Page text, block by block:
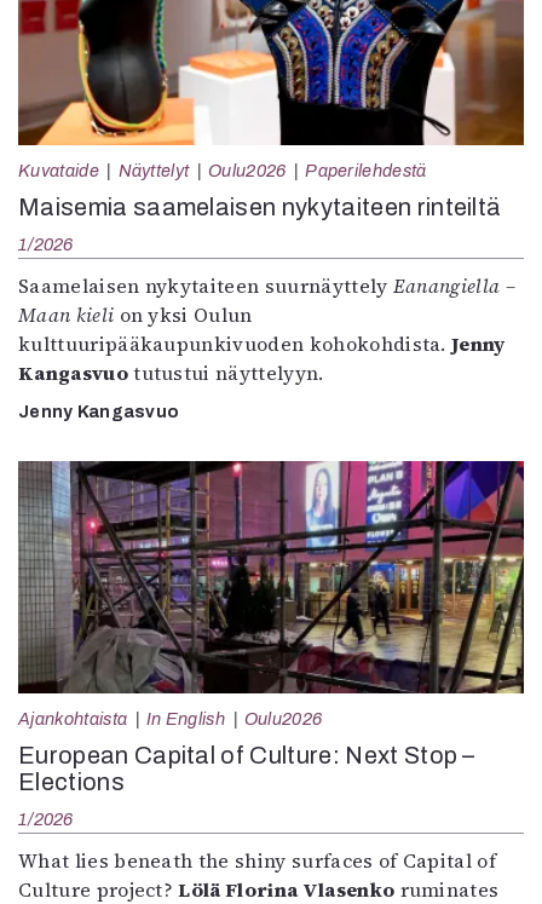
Kuvataide Näyttelyt Oulu2026 Paperilehdestä
Maisemia saamelaisen nykytaiteen rinteiltä
1/2026
Saamelaisen nykytaiteen suurnäyttely Eanangiella –
Maan kieli on yksi Oulun
kulttuuripääkaupunkivuoden kohokohdista.Jenny
Kangasvuotutustui näyttelyyn.
Jenny Kangasvuo
Ajankohtaista In English Oulu2026
European Capital of Culture: Next Stop –
Elections
1/2026
What lies beneath the shiny surfaces of Capital of
Culture project?Lölä Florina Vlasenko ruminates